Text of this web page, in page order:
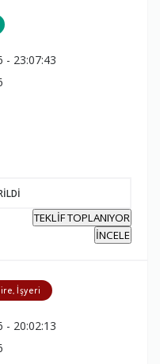
- 23:07:43
TEKLİF TOPLANIYOR
İNCELE
İşyeri
- 20:02:13